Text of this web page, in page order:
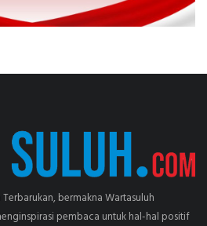
bermakna Wartasuluh
pembaca untuk hal-hal positif